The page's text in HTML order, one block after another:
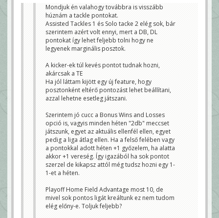
Mondjuk én valahogy továbbra is visszább
húznám a tackle pontokat.
Assisted Tackles 1 és Solo tacke 2 elég sok, bár
szerintem azért volt ennyi, mert a DB, DL
pontokat így lehet feljebb tolni hogy ne
legyenek marginális posztok.
A kicker-ek túl kevés pontot tudnak hozni,
akárcsak a TE
Ha jól láttam kijött egy új feature, hogy
posztonként eltérő pontozást lehet beállítani,
azzal lehetne esetleg játszani.
Szerintem jó cucc a Bonus Wins and Losses
opció is, vagyis minden héten "2db" meccset
játszunk, egyet az aktuális ellenfél ellen, egyet
pedig a liga átlag ellen. Ha a felső felében vagy
a pontokkal adott héten +1 győzelem, ha alatta
akkor +1 vereség. Így igazából ha sok pontot
szerzel de kikapsz attól még tudsz hozni egy 1-
1-et a héten.
Playoff Home Field Advantage most 10, de
mivel sok pontos ligát kreáltunk ez nem tudom
elég előny-e. Toljuk feljebb?